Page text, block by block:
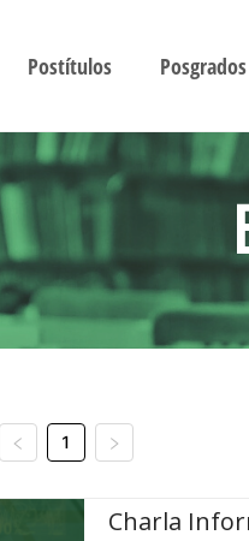
Postítulos Posgrados
1
Charla